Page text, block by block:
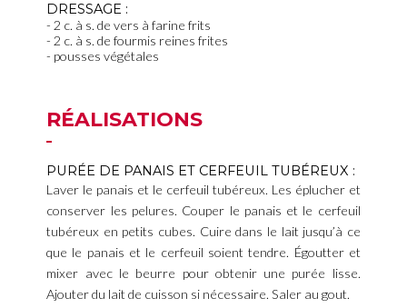
DRESSAGE :
2 c. à s. de vers à farine frits
2 c. à s. de fourmis reines frites
pousses végétales
RÉALISATIONS
PURÉE DE PANAIS ET CERFEUIL TUBÉREUX :
Laver le panais et le cerfeuil tubéreux. Les éplucher et
conserver les pelures. Couper le panais et le cerfeuil
tubéreux en petits cubes. Cuire dans le lait jusqu’à ce
que le panais et le cerfeuil soient tendre. Égoutter et
mixer avec le beurre pour obtenir une purée lisse.
Ajouter du lait de cuisson si nécessaire. Saler au gout.